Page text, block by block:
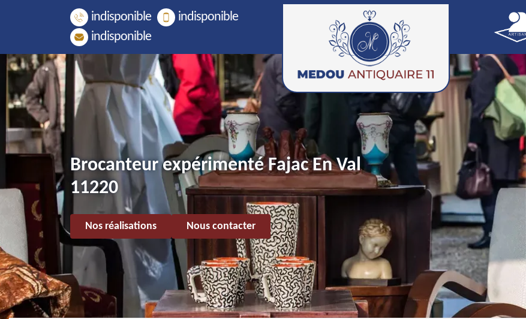
indisponible
indisponible
indisponible
Brocanteur expérimenté Fajac En Val
11220
Nos réalisations Nous contacter